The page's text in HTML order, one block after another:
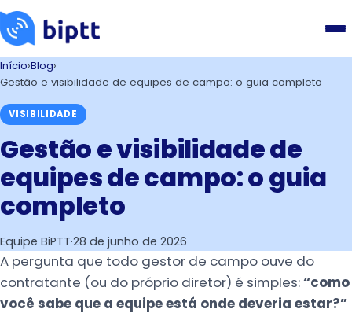
Início›Blog›
Gestão e visibilidade de equipes de campo: o guia completo
VISIBILIDADE
Gestão e visibilidade de
equipes de campo: o guia
completo
Equipe BiPTT·28 de junho de 2026
A pergunta que todo gestor de campo ouve do
contratante (ou do próprio diretor) é simples:“como
você sabe que a equipe está onde deveria estar?”